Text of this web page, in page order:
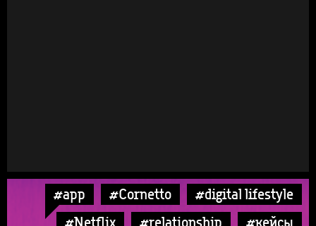
#app #Cornetto
#digital lifestyle
#Netflix
#relationship
#кейсы